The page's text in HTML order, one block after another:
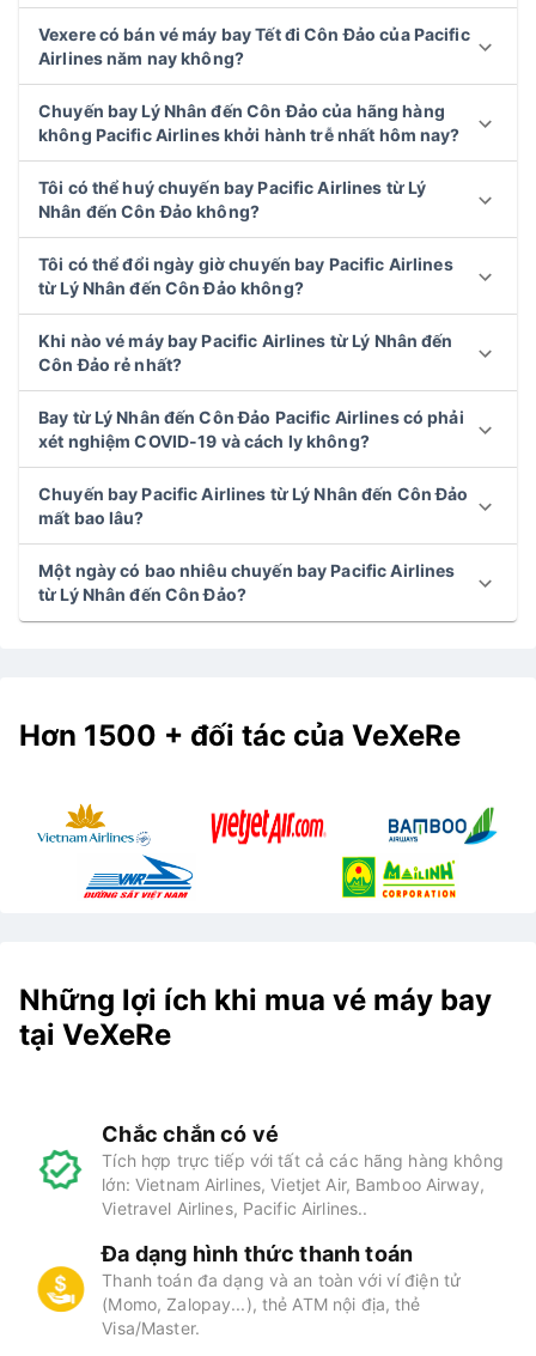
Vexere có bán vé máy bay Tết đi Côn Đảo của Pacific
Airlines năm nay không?
Chuyến bay Lý Nhân đến Côn Đảo của hãng hàng
không Pacific Airlines khởi hành trễ nhất hôm nay?
Tôi có thể huý chuyến bay Pacific Airlines từ Lý
Nhân đến Côn Đảo không?
Tôi có thể đổi ngày giờ chuyến bay Pacific Airlines
từ Lý Nhân đến Côn Đảo không?
Khi nào vé máy bay Pacific Airlines từ Lý Nhân đến
Côn Đảo rẻ nhất?
Bay từ Lý Nhân đến Côn Đảo Pacific Airlines có phải
xét nghiệm COVID-19 và cách ly không?
Chuyến bay Pacific Airlines từ Lý Nhân đến Côn Đảo
mất bao lâu?
Một ngày có bao nhiêu chuyến bay Pacific Airlines
từ Lý Nhân đến Côn Đảo?
Hơn 1500 + đối tác của VeXeRe
Những lợi ích khi mua vé máy bay
tại VeXeRe
Chắc chắn có vé
Tích hợp trực tiếp với tất cả các hãng hàng không
lớn: Vietnam Airlines, Vietjet Air, Bamboo Airway,
Vietravel Airlines, Pacific Airlines..
Đa dạng hình thức thanh toán
Thanh toán đa dạng và an toàn với ví điện tử
(Momo, Zalopay...), thẻ ATM nội địa, thẻ
Visa/Master.